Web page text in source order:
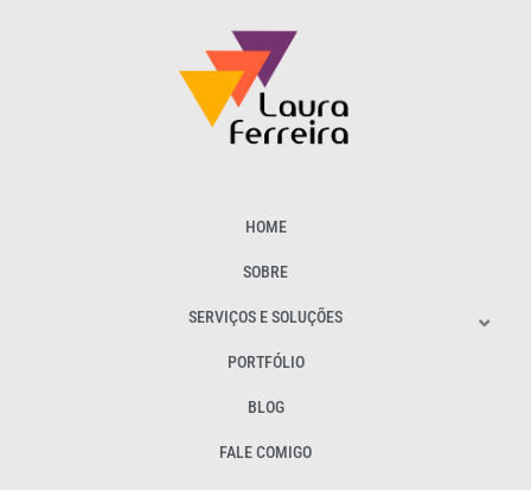
HOME
SOBRE
SERVIÇOS E SOLUÇÕES
PORTFÓLIO
BLOG
FALE COMIGO